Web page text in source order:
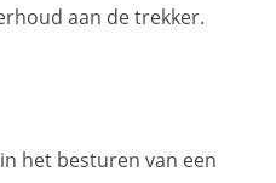
aan de trekker.
het besturen van een